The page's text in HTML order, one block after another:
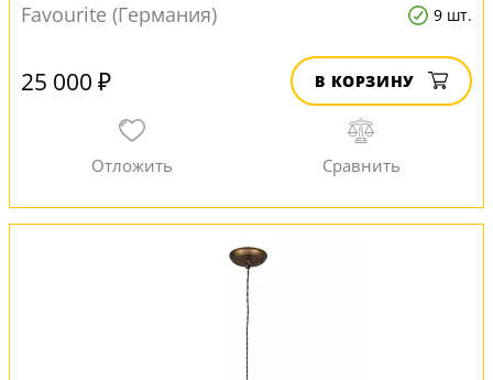
Favourite (Германия) 9 шт.
25 000 ₽ В КОРЗИНУ